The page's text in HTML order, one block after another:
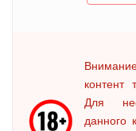
контент
Для
данного